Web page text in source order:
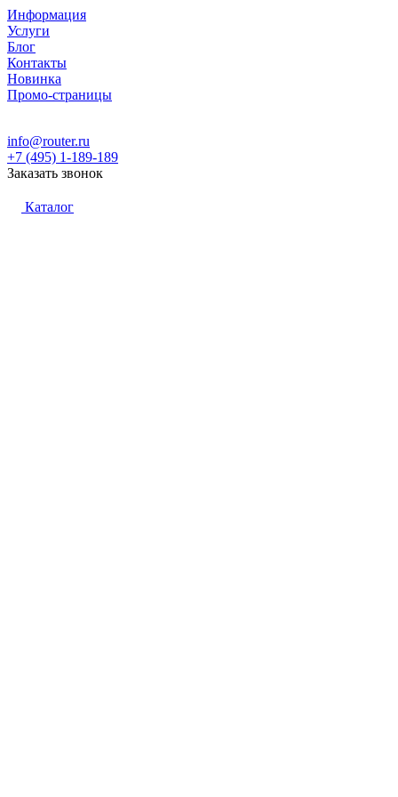
Информация
Услуги
Блог
Контакты
Новинка
Промо-страницы
info@router.ru
+7 (495) 1-189-189
Заказать звонок
Каталог